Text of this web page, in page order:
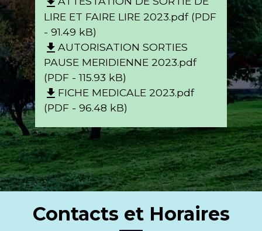
LIRE ET FAIRE LIRE 2023.pdf (PDF
- 91.49 kB)
file_download AUTORISATION SORTIES
PAUSE MERIDIENNE 2023.pdf
(PDF - 115.93 kB)
file_download FICHE MEDICALE 2023.pdf
(PDF - 96.48 kB)
Contacts et Horaires